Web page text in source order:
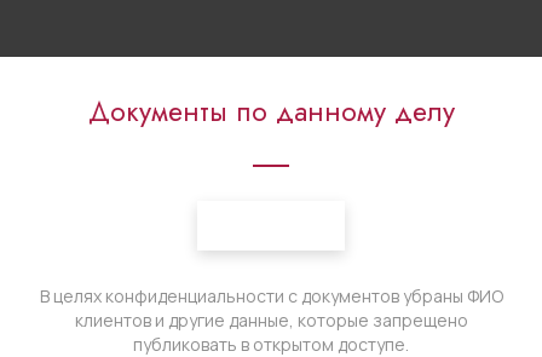
Документы по данному делу
В целях конфиденциальности с документов убраны ФИО
клиентов и другие данные, которые запрещено
публиковать в открытом доступе.